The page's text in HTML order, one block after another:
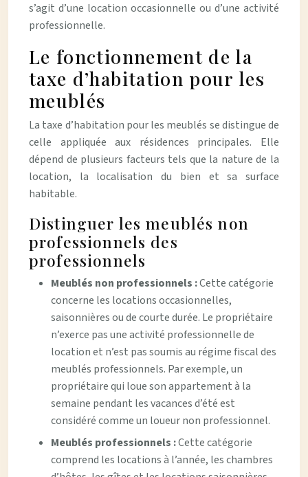
s’agit d’une location occasionnelle ou d’une activité
professionnelle.
Le fonctionnement de la
taxe d’habitation pour les
meublés
La taxe d’habitation pour les meublés se distingue de
celle appliquée aux résidences principales. Elle
dépend de plusieurs facteurs tels que la nature de la
location, la localisation du bien et sa surface
habitable.
Distinguer les meublés non
professionnels des
professionnels
Meublés non professionnels :Cette catégorie
concerne les locations occasionnelles,
saisonnières ou de courte durée. Le propriétaire
n’exerce pas une activité professionnelle de
location et n’est pas soumis au régime fiscal des
meublés professionnels. Par exemple, un
propriétaire qui loue son appartement à la
semaine pendant les vacances d’été est
considéré comme un loueur non professionnel.
Meublés professionnels :Cette catégorie
comprend les locations à l’année, les chambres